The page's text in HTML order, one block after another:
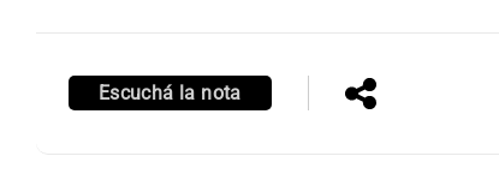
Escuchá la nota